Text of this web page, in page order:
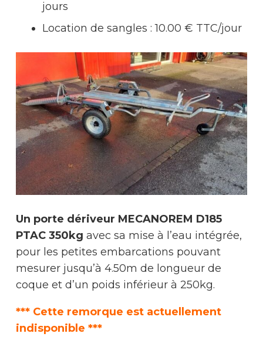
jours
Location de sangles : 10.00 € TTC/jour
Un porte dériveur MECANOREM D185
PTAC 350kg avec sa mise à l’eau intégrée,
pour les petites embarcations pouvant
mesurer jusqu’à 4.50m de longueur de
coque et d’un poids inférieur à 250kg.
*** Cette remorque est actuellement
indisponible ***